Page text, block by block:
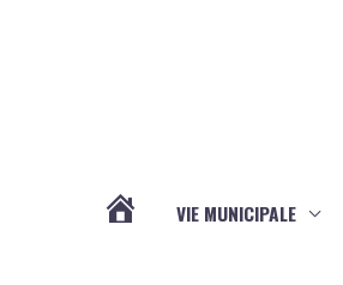
VIE MUNICIPALE